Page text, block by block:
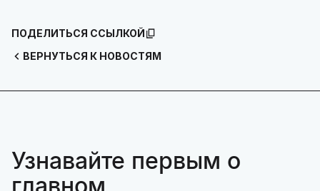
ВЕРНУТЬСЯ К НОВОСТЯМ
ПОДЕЛИТЬСЯ ССЫЛКОЙ
Узнавайте первым о
главном